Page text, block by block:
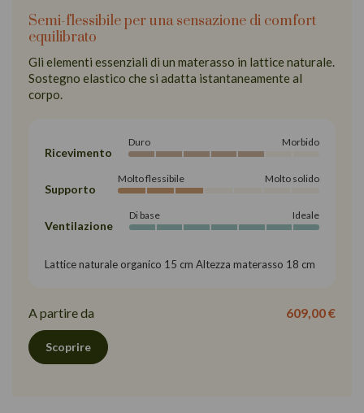
Semi-flessibile per una sensazione di comfort
equilibrato
Gli elementi essenziali di un materasso in lattice naturale.
Sostegno elastico che si adatta istantaneamente al
corpo.
Ricevimento
Duro Morbido
Supporto
Molto flessibile Molto solido
Ventilazione
Di base Ideale
Lattice naturale organico 15 cm Altezza materasso 18 cm
A partire da 609,00 €
Scoprire